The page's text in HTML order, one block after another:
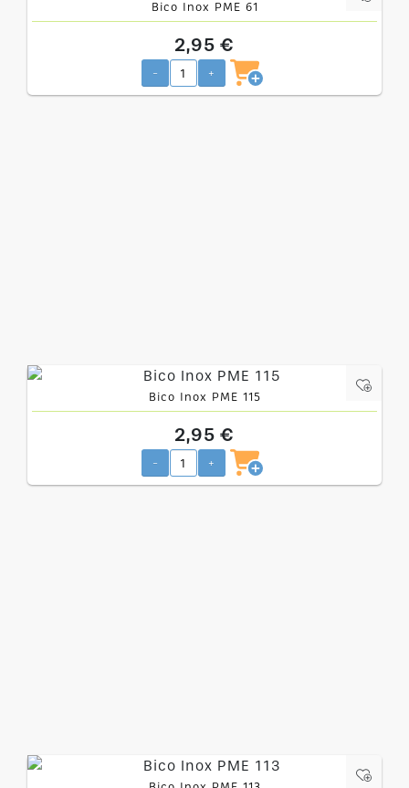
Bico Inox PME 61
2,95 €
- +
Bico Inox PME 115
2,95 €
- +